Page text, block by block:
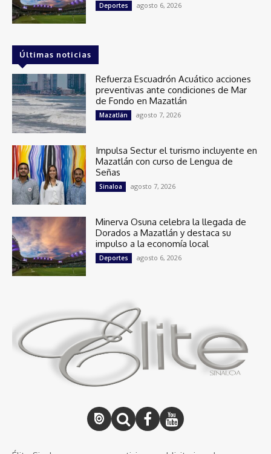
Deportes agosto 6, 2026
Últimas noticias
Refuerza Escuadrón Acuático acciones
preventivas ante condiciones de Mar
de Fondo en Mazatlán
Mazatlán agosto 7, 2026
Impulsa Sectur el turismo incluyente en
Mazatlán con curso de Lengua de
Señas
Sinaloa agosto 7, 2026
Minerva Osuna celebra la llegada de
Dorados a Mazatlán y destaca su
impulso a la economía local
Deportes agosto 6, 2026